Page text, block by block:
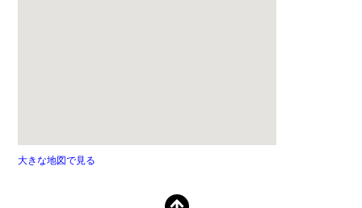
大きな地図で見る